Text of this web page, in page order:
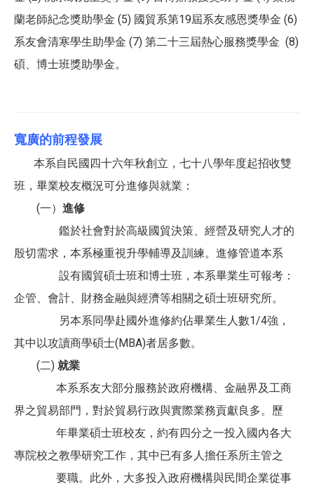
蘭老師紀念獎助學金 (5) 國貿系第19屆系友感恩獎學金 (6)
系友會清寒學生助學金 (7) 第二十三屆熱心服務獎學金 (8)
碩、博士班獎助學金。
寬廣的前程發展
本系自民國四十六年秋創立，七十八學年度起招收雙
班，畢業校友概況可分進修與就業：
(一） 進修
鑑於社會對於高級國貿決策、經營及研究人才的
殷切需求，本系極重視升學輔導及訓練。進修管道本系
設有國貿碩士班和博士班，本系畢業生可報考：
企管、會計、財務金融與經濟等相關之碩士班研究所。
另本系同學赴國外進修約佔畢業生人數1/4強，
其中以攻讀商學碩士(MBA)者居多數。
(二) 就業
本系系友大部分服務於政府機構、金融界及工商
界之貿易部門，對於貿易行政與實際業務貢獻良多。歷
年畢業碩士班校友，約有四分之一投入國內各大
專院校之教學研究工作，其中已有多人擔任系所主管之
要職。此外，大多投入政府機構與民間企業從事